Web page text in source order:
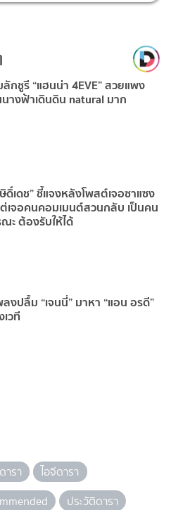
กชูรี “แฮนน่า 4EVE” สวยแพง
างฟ้าเดินดิน natural มาก
ดิ์เดช” ชี้แจงหลังโพสต์เจอซาแซง
เจอคนคอมเมนต์สวนกลับ เป็นคน
ะ ต้องรับให้ได้
งปลื้ม “เจนนี่” มาหา “แอน อรดี”
วที
ารา
ไอจีดารา
ประวัติดารา